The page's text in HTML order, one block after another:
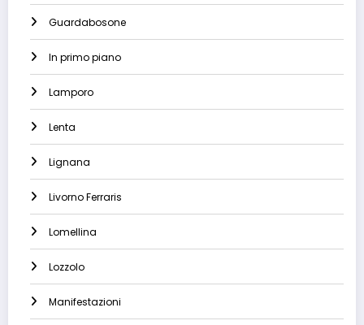
Guardabosone
In primo piano
Lamporo
Lenta
Lignana
Livorno Ferraris
Lomellina
Lozzolo
Manifestazioni